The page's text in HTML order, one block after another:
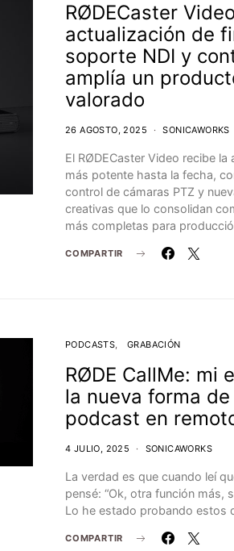
RØDECaster
actualización de
soporte NDI y
amplía un
valorado
26 AGOSTO, 2025 SONICAWORKS
El RØDECaster Video recibe
más potente hasta la fecha,
control de cámaras PTZ y
creativas que lo consolidan
más completas para
COMPARTIR
PODCASTS GRABACIÓN
RØDE CallMe: mi
la nueva forma
podcast en
4 JULIO, 2025 SONICAWORKS
La verdad es que cuando leí
pensé: “Ok, otra función más,
Lo he estado probando estos
COMPARTIR